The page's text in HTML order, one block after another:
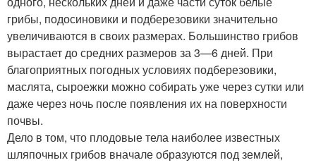
грибы, подосиновики и подберезовики значительно
увеличиваются в своих размерах. Большинство грибов
вырастает до средних размеров за 3—6 дней. При
благоприятных погодных условиях подберезовики,
маслята, сыроежки можно собирать уже через сутки или
даже через ночь после появления их на поверхности
почвы.
Дело в том, что плодовые тела наиболее известных
шляпочных грибов вначале образуются под землей,